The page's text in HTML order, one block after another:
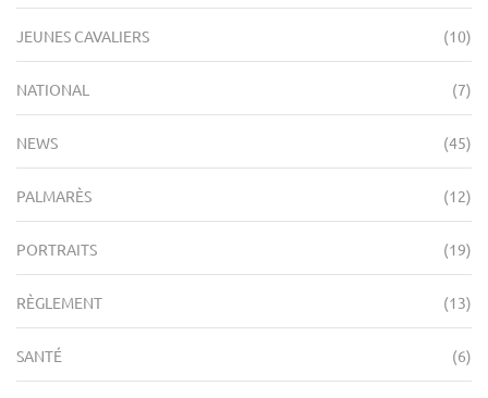
JEUNES CAVALIERS (10)
NATIONAL (7)
NEWS (45)
PALMARÈS (12)
PORTRAITS (19)
RÈGLEMENT (13)
SANTÉ (6)